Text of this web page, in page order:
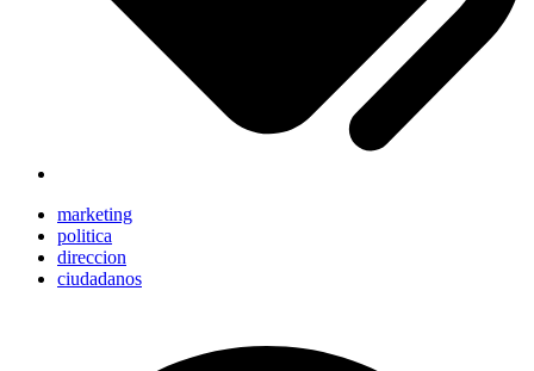
marketing
politica
direccion
ciudadanos